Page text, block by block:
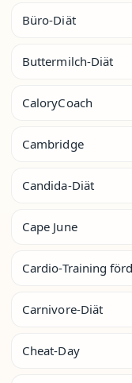
Büro-Diät
Buttermilch-Diät
CaloryCoach
Cambridge
Candida-Diät
Cape June
Cardio-Training
Carnivore-Diät
Cheat-Day